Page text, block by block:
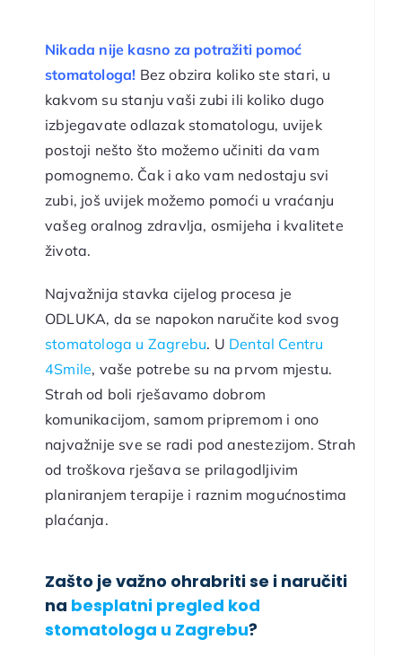
Nikada nije kasno za potražiti pomoć
stomatologa! Bez obzira koliko ste stari, u
kakvom su stanju vaši zubi ili koliko dugo
izbjegavate odlazak stomatologu, uvijek
postoji nešto što možemo učiniti da vam
pomognemo. Čak i ako vam nedostaju svi
zubi, još uvijek možemo pomoći u vraćanju
vašeg oralnog zdravlja, osmijeha i kvalitete
života.
Najvažnija stavka cijelog procesa je
ODLUKA, da se napokon naručite kod svog
stomatologa u Zagrebu. U Dental Centru
4Smile, vaše potrebe su na prvom mjestu.
Strah od boli rješavamo dobrom
komunikacijom, samom pripremom i ono
najvažnije sve se radi pod anestezijom. Strah
od troškova rješava se prilagodljivim
planiranjem terapije i raznim mogućnostima
plaćanja.
Zašto je važno ohrabriti se i naručiti
na besplatni pregled kod
stomatologa u Zagrebu?